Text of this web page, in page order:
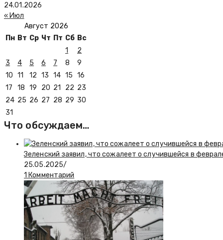
24.01.2026
« Июл
Август 2026
Пн Вт Ср Чт Пт Сб Вс
1
2
3
4 5 6 7 8
9
10 11 12 13 14 15 16
17
18 19 20 21 22 23
24 25 26 27 28 29 30
31
Что обсуждаем…
Зеленский заявил, что сожалеет о случившейся в
25.05.2025/
1 Комментарий